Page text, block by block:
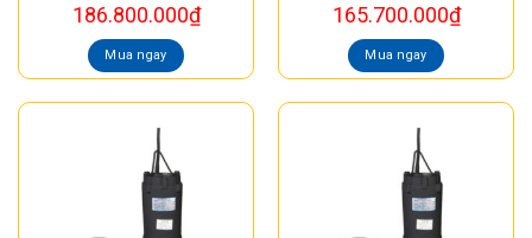
186.800.000₫
Mua ngay
165.700.000₫
Mua ngay